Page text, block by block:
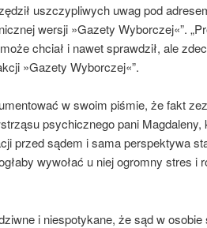
uszczypliwych uwag pod
wersji »Gazety Wyborczej«”.
chciał i nawet sprawdził, ale
»Gazety Wyborczej«”.
w swoim piśmie, że fakt
psychicznego pani Magdaleny,
przed sądem i sama perspektywa
wywołać u niej ogromny stres i
i niespotykane, że sąd w osobie